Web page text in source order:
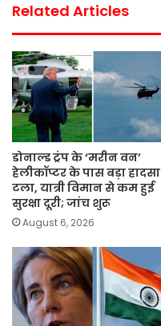
Related Articles
डोनाल्ड ट्रंप के ‘मरीन वन’
हेलीकॉप्टर के पास बड़ा हादसा
टला, यात्री विमान से कम हुई
सुरक्षा दूरी; जांच शुरू
August 6, 2026